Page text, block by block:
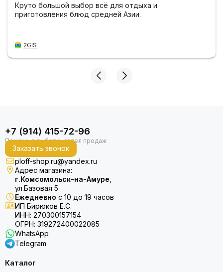
Круто большой выбор всё для отдыха и
приготовления блюд средней Азии.
2GIS
+7 (914) 415-72-96
Заказать звонок
ploff-shop.ru@yandex.ru
Адрес магазина:
г.Комсомольск-на-Амуре
ул.Базовая 5
Ежедневно с 10 до 19 часов
ИП Бирюков Е.С.
ИНН: 270300157154
ОГРН: 319272400022085
WhatsApp
Telegram
Каталог